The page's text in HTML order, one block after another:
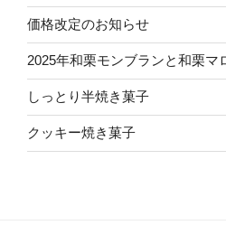
価格改定のお知らせ
2025年和栗モンブランと和栗マ
しっとり半焼き菓子
クッキー焼き菓子